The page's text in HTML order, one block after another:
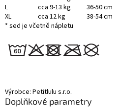
L
cca 9-13 kg 36-50 cm
XL
cca 12 kg 38-54 cm
* sed je včetně nápletu
Výrobce: Petitlulu s.r.o.
Doplňkové parametry